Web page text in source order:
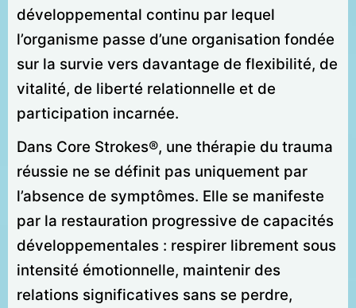
développemental continu par lequel
l’organisme passe d’une organisation fondée
sur la survie vers davantage de flexibilité, de
vitalité, de liberté relationnelle et de
participation incarnée.
Dans Core Strokes®, une thérapie du trauma
réussie ne se définit pas uniquement par
l’absence de symptômes. Elle se manifeste
par la restauration progressive de capacités
développementales : respirer librement sous
intensité émotionnelle, maintenir des
relations significatives sans se perdre,